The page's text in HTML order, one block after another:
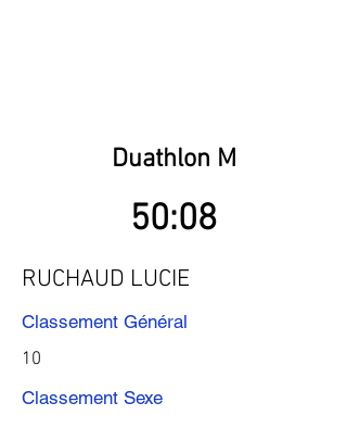
Duathlon M
50:08
RUCHAUD LUCIE
Classement Général
10
Classement Sexe